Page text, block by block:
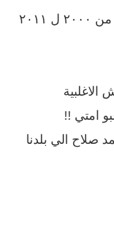
وكتب: جعولنا الكرة والدوري المصري من ٢٠٠٠ ل ٢٠١١
الاغلبية
امتي !!
صلاح الي بلدنا